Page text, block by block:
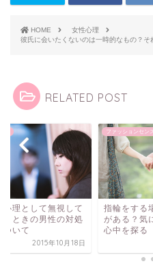
HOME
女性心理
彼氏に会いたくないのは一時的なもの？そ
RELATED POST
心理として無視して
うときの男性の対処
ついて
2015年10月18日
ファッションセン
指輪をする
がある？気
心中を探る